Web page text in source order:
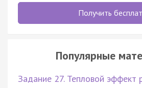
Получить
Популярные
Задание 27. Тепловой эффект